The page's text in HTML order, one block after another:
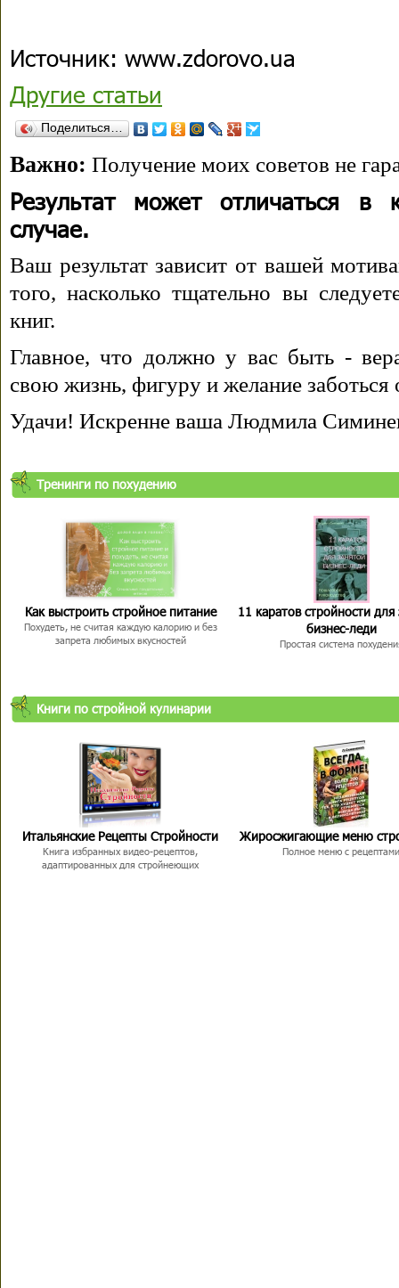
Источник: www.zdorovo.ua
Другие статьи
Поделиться…
Важно: Получение моих советов не
Результат может отличаться в
случае.
Ваш результат зависит от вашей
того, насколько тщательно вы
книг.
Главное, что должно у вас быть -
свою жизнь, фигуру и желание заботься
Удачи! Искренне ваша Людмила
Тренинги по похудению
Как выстроить стройное питание
Похудеть, не считая каждую калорию и без
запрета любимых вкусностей
11 каратов стройности для
бизнес-леди
Простая система
Книги по стройной кулинарии
Итальянские Рецепты Стройности
Книга избранных видео-рецептов,
адаптированных для стройнеющих
Жиросжигающие меню
Полное меню с рецептами